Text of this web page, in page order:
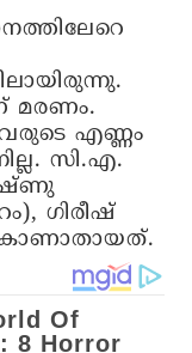
മരണം.
എണ്ണം
സി.എ.
ഗിരീഷ്
കാണാതായത്.